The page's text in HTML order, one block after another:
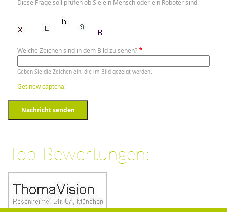
Diese Frage soll prüfen ob Sie ein Mensch oder ein Roboter sind.
Welche Zeichen sind in dem Bild zu sehen?
Geben Sie die Zeichen ein, die im Bild gezeigt werden.
Get new captcha!
Nachricht senden
Top-Bewertungen: